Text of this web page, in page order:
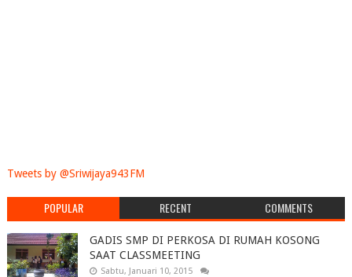
Tweets by @Sriwijaya943FM
POPULAR RECENT COMMENTS
GADIS SMP DI PERKOSA DI RUMAH KOSONG
SAAT CLASSMEETING
Sabtu, Januari 10, 2015